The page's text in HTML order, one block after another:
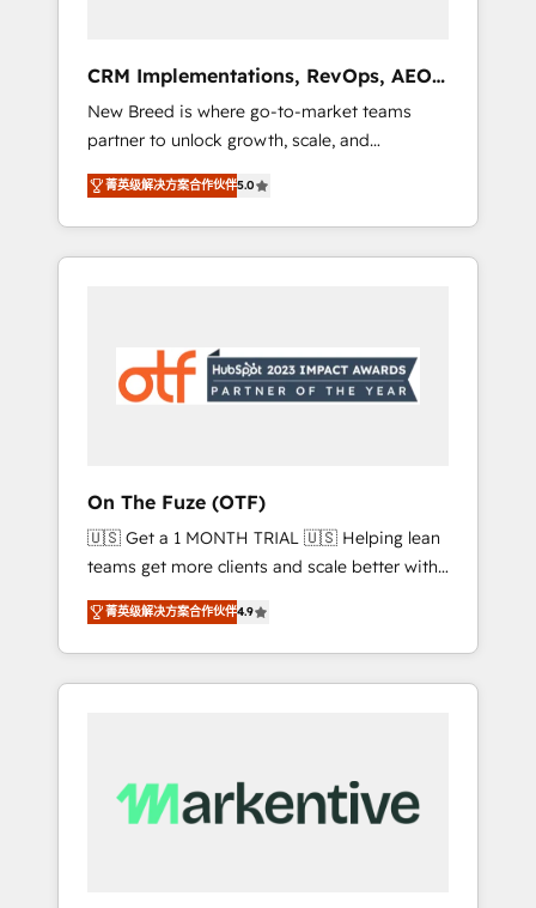
deployment of Breeze AI and custom agents
to automate growth. 🏆 Elite Excellence - 8
platform accreditations and deep HIPAA-
compliance expertise. - A team of 250+
experts dedicated to your resilient growth.
CRM Implementations, RevOps, AEO
+ Web, Demand Gen
New Breed is where go-to-market teams
partner to unlock growth, scale, and
transformation. We help companies activate
HubSpot’s AI-powered customer platform
and operationalize HubSpot’s Loop
Marketing framework through expert-led
Hubs to your buyer journey for clean data,
scalability, & reporting. 🎯Demand Gen &
messaging, & conversion strategy that drive
results. 🤖AI Strategy: Activate Breeze Agents,
configure HubSpot AI, & maximize AEO with
tailored AI services. 🧩Integrations: Extend
HubSpot with custom integrations, hosting, &
maintenance.
菁英级解决方案合作伙伴5.0
On The Fuze (OTF)
🇺🇸 Get a 1 MONTH TRIAL 🇺🇸 Helping lean
teams get more clients and scale better with
our HubSpot Consulting & 'Done For You'
Services. 🚀 Who We Work With 🚀 We help
lean, growing companies: - Win more
business - Reduce no-shows - Improve lead
client's are too busy to learn the ins-and-outs
of HubSpot. We give you a Personal
菁英级解决方案合作伙伴4.9